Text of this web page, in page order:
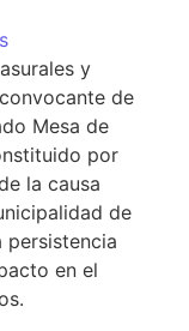
y
de
Mesa de
por
la causa
de
persistencia
en el